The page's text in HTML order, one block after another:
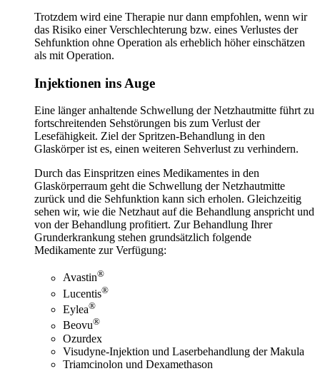
Trotzdem wird eine Therapie nur dann empfohlen, wenn wir
das Risiko einer Verschlechterung bzw. eines Verlustes der
Sehfunktion ohne Operation als erheblich höher einschätzen
als mit Operation.
Injektionen ins Auge
Eine länger anhaltende Schwellung der Netzhautmitte führt zu
fortschreitenden Sehstörungen bis zum Verlust der
Lesefähigkeit. Ziel der Spritzen-Behandlung in den
Glaskörper ist es, einen weiteren Sehverlust zu verhindern.
Durch das Einspritzen eines Medikamentes in den
Glaskörperraum geht die Schwellung der Netzhautmitte
zurück und die Sehfunktion kann sich erholen. Gleichzeitig
sehen wir, wie die Netzhaut auf die Behandlung anspricht und
von der Behandlung profitiert. Zur Behandlung Ihrer
Grunderkrankung stehen grundsätzlich folgende
Medikamente zur Verfügung:
Avastin®
Lucentis®
Eylea®
Beovu®
Ozurdex
Visudyne-Injektion und Laserbehandlung der Makula
Triamcinolon und Dexamethason